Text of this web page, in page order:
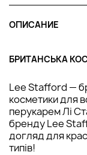
ОПИСАНИЕ
БРИТАНСЬКА
Lee Stafford —
косметики для
перукарем Лі
бренду Lee
догляд для
типів!